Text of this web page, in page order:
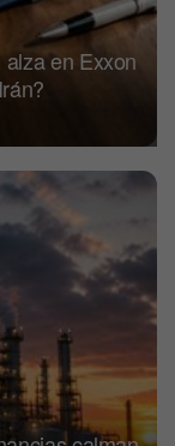
en Exxon